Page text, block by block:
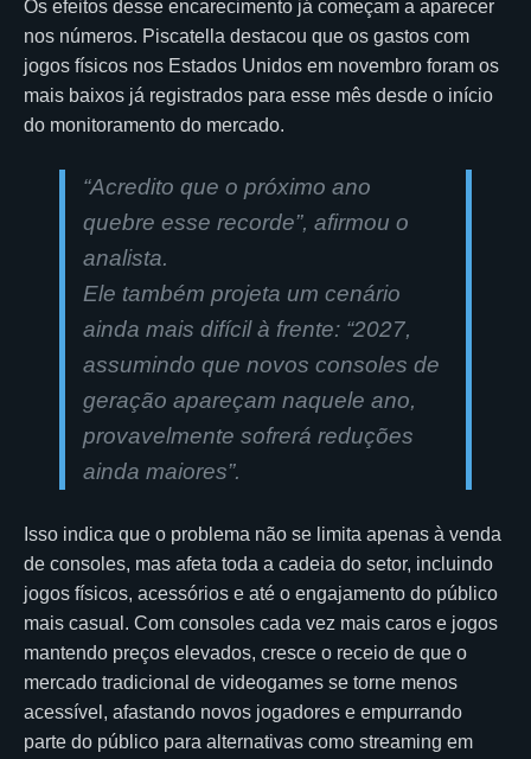
Os efeitos desse encarecimento já começam a aparecer
nos números. Piscatella destacou que os gastos com
jogos físicos nos Estados Unidos em novembro foram os
mais baixos já registrados para esse mês desde o início
do monitoramento do mercado.
“Acredito que o próximo ano
quebre esse recorde”, afirmou o
analista.
Ele também projeta um cenário
ainda mais difícil à frente: “2027,
assumindo que novos consoles de
geração apareçam naquele ano,
provavelmente sofrerá reduções
ainda maiores”.
Isso indica que o problema não se limita apenas à venda
de consoles, mas afeta toda a cadeia do setor, incluindo
jogos físicos, acessórios e até o engajamento do público
mais casual. Com consoles cada vez mais caros e jogos
mantendo preços elevados, cresce o receio de que o
mercado tradicional de videogames se torne menos
acessível, afastando novos jogadores e empurrando
parte do público para alternativas como streaming em